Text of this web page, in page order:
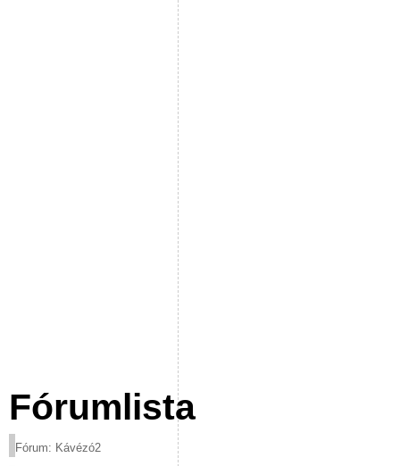
Fórumlista
Fórum: Kávézó2